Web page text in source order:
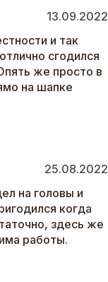
13.09.2022
и так
сгодился
же просто в
на шапке
25.08.2022
на головы и
когда
здесь же
работы.